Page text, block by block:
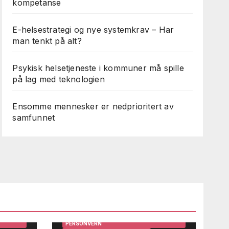
kompetanse
E-helsestrategi og nye systemkrav – Har
man tenkt på alt?
Psykisk helsetjeneste i kommuner må spille
på lag med teknologien
Ensomme mennesker er nedprioritert av
samfunnet
PERSONVERN